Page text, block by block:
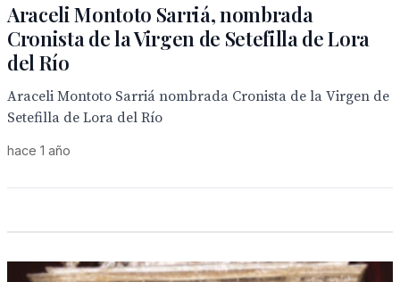
Araceli Montoto Sarriá, nombrada
Cronista de la Virgen de Setefilla de Lora
del Río
Araceli Montoto Sarriá nombrada Cronista de la Virgen de
Setefilla de Lora del Río
hace 1 año